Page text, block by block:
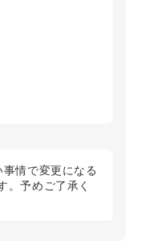
情で変更になる
。予めご了承く